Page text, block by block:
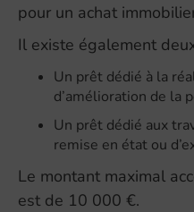
pour un achat
Il existe également
Un prêt dédié à la
d’amélioration de la
Un prêt dédié aux
remise en état ou
Le montant maximal
est de 10 000 €.